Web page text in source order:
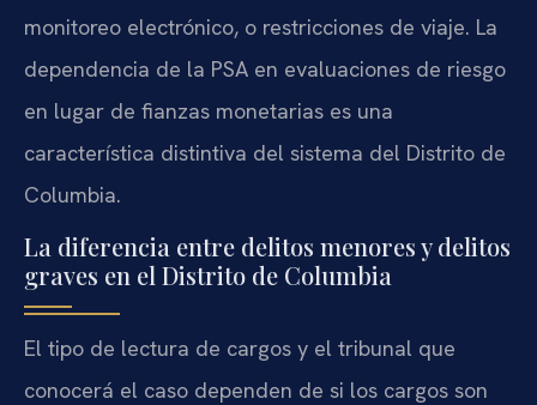
monitoreo electrónico, o restricciones de viaje. La
dependencia de la PSA en evaluaciones de riesgo
en lugar de fianzas monetarias es una
característica distintiva del sistema del Distrito de
Columbia.
La diferencia entre delitos menores y delitos
graves en el Distrito de Columbia
El tipo de lectura de cargos y el tribunal que
conocerá el caso dependen de si los cargos son